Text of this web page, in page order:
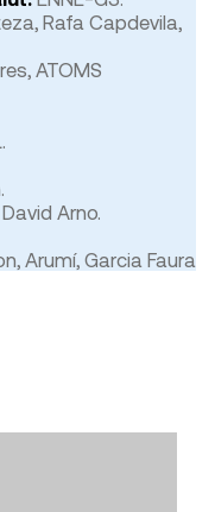
Rafa Capdevila,
ATOMS
Arno.
Arumí, Garcia Faura